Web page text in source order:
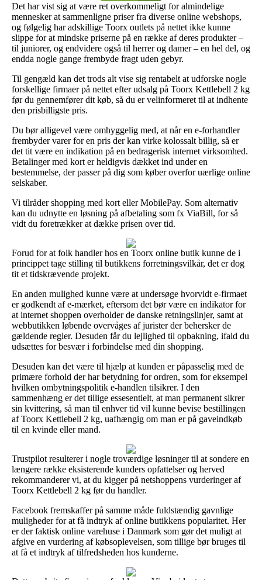
Det har vist sig at være ret overkommeligt for almindelige
mennesker at sammenligne priser fra diverse online webshops,
og følgelig har adskillige Toorx outlets på nettet ikke kunne
slippe for at mindske priserne på en række af deres produkter –
til juniorer, og endvidere også til herrer og damer – en hel del, og
endda nogle gange frembyde fragt uden gebyr.
Til gengæld kan det trods alt vise sig rentabelt at udforske nogle
forskellige firmaer på nettet efter udsalg på Toorx Kettlebell 2 kg
før du gennemfører dit køb, så du er velinformeret til at indhente
den prisbilligste pris.
Du bør alligevel være omhyggelig med, at når en e-forhandler
frembyder varer for en pris der kan virke kolossalt billig, så er
det tit være en indikation på en bedragerisk internet virksomhed.
Betalinger med kort er heldigvis dækket ind under en
bestemmelse, der passer på dig som køber overfor uærlige online
selskaber.
Vi tilråder shopping med kort eller MobilePay. Som alternativ
kan du udnytte en løsning på afbetaling som fx ViaBill, for så
vidt du foretrækker at dække prisen over tid.
Forud for at folk handler hos en Toorx online butik kunne de i
princippet tage stilling til butikkens forretningsvilkår, det er dog
tit et tidskrævende projekt.
En anden mulighed kunne være at undersøge hvorvidt e-firmaet
er godkendt af e-mærket, eftersom det bør være en indikator for
at internet shoppen overholder de danske retningslinjer, samt at
webbutikken løbende overvåges af jurister der behersker de
gældende regler. Desuden får du lejlighed til opbakning, ifald du
udsættes for besvær i forbindelse med din shopping.
Desuden kan det være til hjælp at kunden er påpasselig med de
primære forhold der har betydning for ordren, som for eksempel
hvilken ombytningspolitik e-handlen tilsikrer. I den
sammenhæng er det tillige essesentielt, at man permanent sikrer
sin kvittering, så man til enhver tid vil kunne bevise bestillingen
af Toorx Kettlebell 2 kg, uafhængig om man er på gaveindkøb
til en kvinde eller mand.
Trustpilot resulterer i nogle troværdige løsninger til at sondere en
længere række eksisterende kunders opfattelser og herved
rekommanderer vi, at du kigger på netshoppens vurderinger af
Toorx Kettlebell 2 kg før du handler.
Facebook fremskaffer på samme måde fuldstændig gavnlige
muligheder for at få indtryk af online butikkens popularitet. Her
er der faktisk online varehuse i Danmark som gør det muligt at
afgive en vurdering af købsoplevelsen, som tillige bør bruges til
at få et indtryk af tilfredsheden hos kunderne.